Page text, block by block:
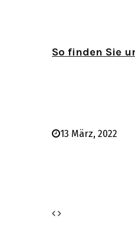
So finden Sie
13 März, 2022